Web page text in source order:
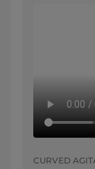
CURVED